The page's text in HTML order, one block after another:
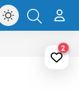
2